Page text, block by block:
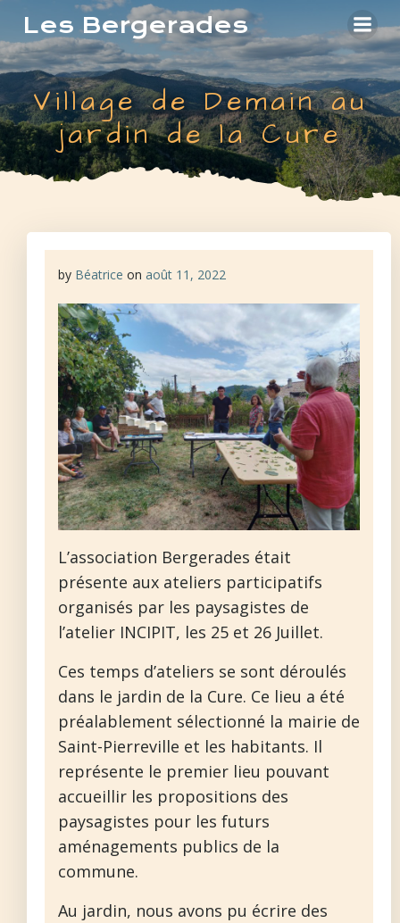
Aller
au
contenu
Les Bergerades
Village de Demain au
jardin de la Cure
by Béatrice on août 11, 2022
L’association Bergerades était
présente aux ateliers participatifs
organisés par les paysagistes de
l’atelier INCIPIT, les 25 et 26 Juillet.
Ces temps d’ateliers se sont déroulés
dans le jardin de la Cure. Ce lieu a été
préalablement sélectionné la mairie de
Saint-Pierreville et les habitants. Il
représente le premier lieu pouvant
accueillir les propositions des
paysagistes pour les futurs
aménagements publics de la
commune.
Au jardin, nous avons pu écrire des